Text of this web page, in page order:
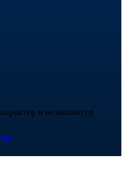
и не являются